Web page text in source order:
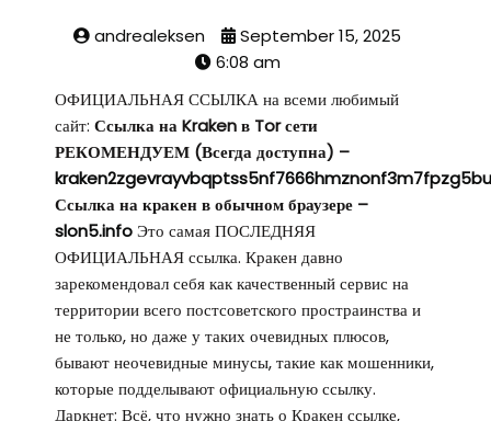
andrealeksen
September 15, 2025
6:08 am
ОФИЦИАЛЬНАЯ ССЫЛКА на всеми любимый
сайт:Ссылка на Kraken в Tor сети
РЕКОМЕНДУЕМ (Всегда доступна) –
Ссылка на кракен в обычном браузере –
slon5.infoЭто самая ПОСЛЕДНЯЯ
ОФИЦИАЛЬНАЯ ссылка. Кракен давно
зарекомендовал себя как качественный сервис на
территории всего постсоветского простраинства и
не только, но даже у таких очевидных плюсов,
бывают неочевидные минусы, такие как мошенники,
которые подделывают официальную ссылку.
Даркнет: Всё, что нужно знать о Кракен ссылке,